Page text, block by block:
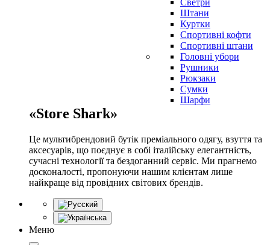
Светри
Штани
Куртки
Cпортивні кофти
Спортивні штани
Головні убори
Рушники
Рюкзаки
Сумки
Шарфи
«Store Shark»
Це мультибрендовий бутік преміального одягу, взуття та
аксесуарів, що поєднує в собі італійську елегантність,
сучасні технології та бездоганний сервіс. Ми прагнемо
досконалості, пропонуючи нашим клієнтам лише
найкраще від провідних світових брендів.
Меню